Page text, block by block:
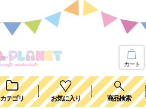
カート
カテゴリ お気に入り 商品検索